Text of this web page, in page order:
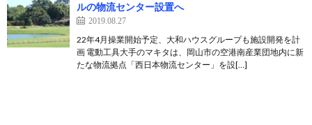
ルの物流センター設置へ
2019.08.27
22年4月操業開始予定、大和ハウスグループも施設開発を計
画 電動工具大手のマキタは、岡山市の空港南産業団地内に新
たな物流拠点「西日本物流センター」を設[…]